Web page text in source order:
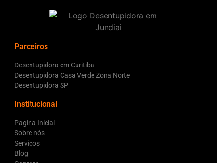
Parceiros
Desentupidora em Curitiba
Desentupidora Casa Verde Zona Norte
Desentupidora SP
Institucional
Pagina Inicial
Sobre nós
Serviços
Blog